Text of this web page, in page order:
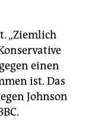
„Ziemlich
einen
ist. Das
Johnson